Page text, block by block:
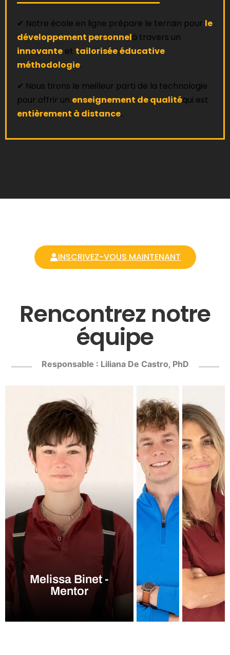
✔ Notre école en ligne prépare le terrain pour le
développement personnelà travers un
innovante et tailoriséeéducative
méthodologie.
✔ Nous tirons le meilleur parti de la technologie
pour offrir un enseignement de qualitéqui est
entièrement à distance.
INSCRIVEZ-VOUS MAINTENANT
Rencontrez notre
équipe
Responsable : Liliana De Castro, PhD
Melissa Binet -
Mentor